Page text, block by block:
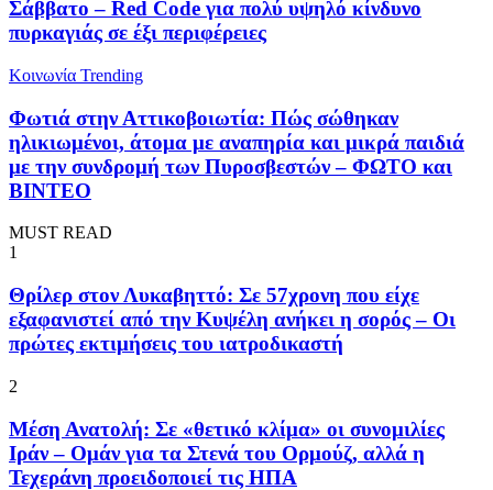
Σάββατο – Red Code για πολύ υψηλό κίνδυνο
πυρκαγιάς σε έξι περιφέρειες
Κοινωνία Trending
Φωτιά στην Αττικοβοιωτία: Πώς σώθηκαν
ηλικιωμένοι, άτομα με αναπηρία και μικρά παιδιά
με την συνδρομή των Πυροσβεστών – ΦΩΤΟ και
ΒΙΝΤΕΟ
MUST READ
1
Θρίλερ στον Λυκαβηττό: Σε 57χρονη που είχε
εξαφανιστεί από την Κυψέλη ανήκει η σορός – Οι
πρώτες εκτιμήσεις του ιατροδικαστή
2
Μέση Ανατολή: Σε «θετικό κλίμα» οι συνομιλίες
Ιράν – Ομάν για τα Στενά του Ορμούζ, αλλά η
Τεχεράνη προειδοποιεί τις ΗΠΑ